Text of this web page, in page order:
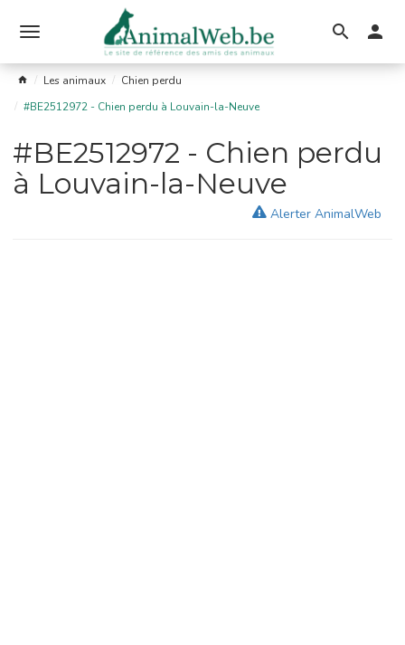
le
menu
Les animaux
Chien perdu
#BE2512972 - Chien perdu à Louvain-la-Neuve
#BE2512972 - Chien perdu
à Louvain-la-Neuve
Alerter AnimalWeb